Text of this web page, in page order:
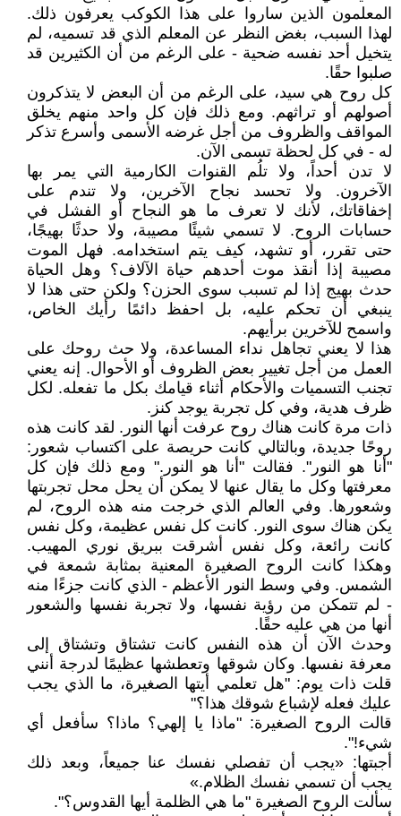
المعلمون الذين ساروا على هذا الكوكب يعرفون ذلك.
لهذا السبب، بغض النظر عن المعلم الذي قد تسميه، لم
يتخيل أحد نفسه ضحية - على الرغم من أن الكثيرين قد
صلبوا حقًا.
كل روح هي سيد، على الرغم من أن البعض لا يتذكرون
أصولهم أو تراثهم. ومع ذلك فإن كل واحد منهم يخلق
المواقف والظروف من أجل غرضه الأسمى وأسرع تذكر
له - في كل لحظة تسمى الآن.
لا تدن أحداً، ولا تلُم القنوات الكارمية التي يمر بها
الآخرون. ولا تحسد نجاح الآخرين، ولا تندم على
إخفاقاتك، لأنك لا تعرف ما هو النجاح أو الفشل في
حسابات الروح. لا تسمي شيئًا مصيبة، ولا حدثًا بهيجًا،
حتى تقرر، أو تشهد، كيف يتم استخدامه. فهل الموت
مصيبة إذا أنقذ موت أحدهم حياة الآلاف؟ وهل الحياة
حدث بهيج إذا لم تسبب سوى الحزن؟ ولكن حتى هذا لا
ينبغي أن تحكم عليه، بل احفظ دائمًا رأيك الخاص،
واسمح للآخرين برأيهم.
هذا لا يعني تجاهل نداء المساعدة، ولا حث روحك على
العمل من أجل تغيير بعض الظروف أو الأحوال. إنه يعني
تجنب التسميات والأحكام أثناء قيامك بكل ما تفعله. لكل
ظرف هدية، وفي كل تجربة يوجد كنز.
ذات مرة كانت هناك روح عرفت أنها النور. لقد كانت هذه
روحًا جديدة، وبالتالي كانت حريصة على اكتساب شعور:
"أنا هو النور". فقالت "أنا هو النور." ومع ذلك فإن كل
معرفتها وكل ما يقال عنها لا يمكن أن يحل محل تجربتها
وشعورها. وفي العالم الذي خرجت منه هذه الروح، لم
يكن هناك سوى النور. كانت كل نفس عظيمة، وكل نفس
كانت رائعة، وكل نفس أشرقت ببريق نوري المهيب.
وهكذا كانت الروح الصغيرة المعنية بمثابة شمعة في
الشمس. وفي وسط النور الأعظم - الذي كانت جزءًا منه
- لم تتمكن من رؤية نفسها، ولا تجربة نفسها والشعور
أنها من هي عليه حقًا.
وحدث الآن أن هذه النفس كانت تشتاق وتشتاق إلى
معرفة نفسها. وكان شوقها وتعطشها عظيمًا لدرجة أنني
قلت ذات يوم: "هل تعلمي أيتها الصغيرة، ما الذي يجب
عليك فعله لإشباع شوقك هذا؟"
قالت الروح الصغيرة: "ماذا يا إلهي؟ ماذا؟ سأفعل أي
شيء!".
أجبتها: «يجب أن تفصلي نفسك عنا جميعاً، وبعد ذلك
يجب أن تسمي نفسك الظلام.»
سألت الروح الصغيرة "ما هي الظلمة أيها القدوس؟".